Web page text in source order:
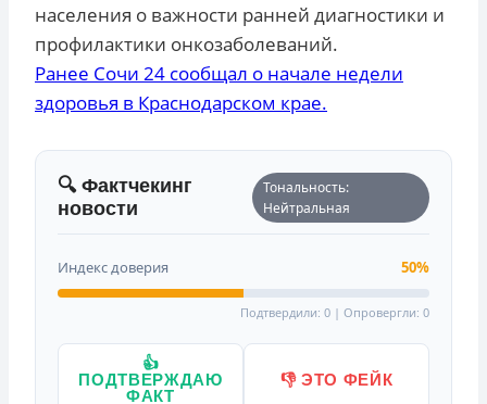
населения о важности ранней диагностики и
профилактики онкозаболеваний.
Ранее Сочи 24 сообщал о начале недели
здоровья в Краснодарском крае.
🔍 Фактчекинг
новости
Тональность:
Нейтральная
Индекс доверия 50%
Подтвердили: 0 | Опровергли: 0
👍
ПОДТВЕРЖДАЮ
ФАКТ
👎 ЭТО ФЕЙК